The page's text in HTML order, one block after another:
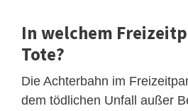
In welchem
Tote?
Die Achterbahn im
dem tödlichen Unfall außer